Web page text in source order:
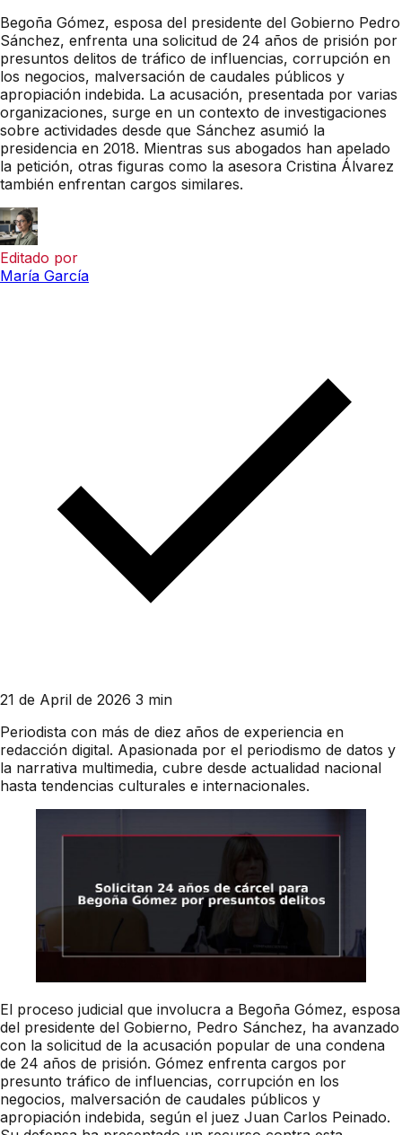
Begoña Gómez, esposa del presidente del Gobierno Pedro
Sánchez, enfrenta una solicitud de 24 años de prisión por
presuntos delitos de tráfico de influencias, corrupción en
los negocios, malversación de caudales públicos y
apropiación indebida. La acusación, presentada por varias
organizaciones, surge en un contexto de investigaciones
sobre actividades desde que Sánchez asumió la
presidencia en 2018. Mientras sus abogados han apelado
la petición, otras figuras como la asesora Cristina Álvarez
también enfrentan cargos similares.
Editado por
María García
21 de April de 2026 3 min
Periodista con más de diez años de experiencia en
redacción digital. Apasionada por el periodismo de datos y
la narrativa multimedia, cubre desde actualidad nacional
hasta tendencias culturales e internacionales.
El proceso judicial que involucra a Begoña Gómez, esposa
del presidente del Gobierno, Pedro Sánchez, ha avanzado
con la solicitud de la acusación popular de una condena
de 24 años de prisión. Gómez enfrenta cargos por
presunto tráfico de influencias, corrupción en los
negocios, malversación de caudales públicos y
apropiación indebida, según el juez Juan Carlos Peinado.